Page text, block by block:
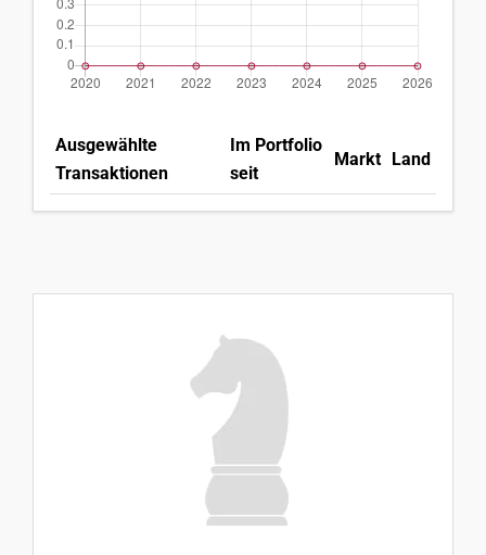
Ausgewählte
Transaktionen
Im Portfolio
seit
Markt Land